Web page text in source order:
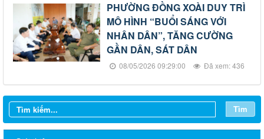
PHƯỜNG ĐỒNG XOÀI DUY TRÌ
MÔ HÌNH “BUỔI SÁNG VỚI
NHÂN DÂN”, TĂNG CƯỜNG
GẦN DÂN, SÁT DÂN
08/05/2026 09:29:00 Đã xem: 436
Tìm